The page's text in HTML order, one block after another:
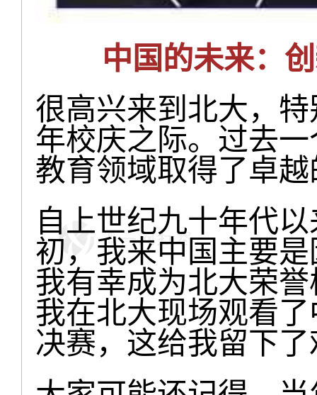
中国的未来：
很高兴来到北大，
年校庆之际。过去
教育领域取得了卓
自上世纪九十年代
初，我来中国主要
我有幸成为北大荣
我在北大现场观看
决赛，这给我留下